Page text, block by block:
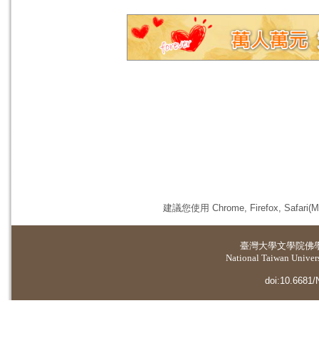
建議您使用 Chrome, Firefox,
臺灣大學文學院佛
National Taiwan
doi:10.6681/